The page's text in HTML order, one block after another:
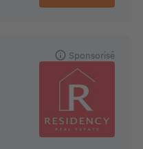
Sponsorisé